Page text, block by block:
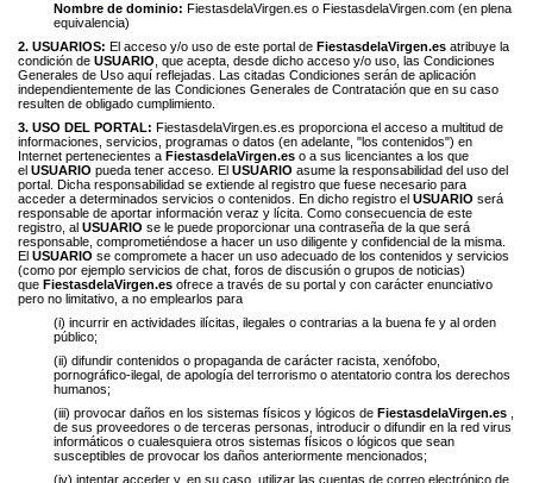
Nombre de dominio: FiestasdelaVirgen.es o FiestasdelaVirgen.com (en plena
equivalencia)
2. USUARIOS: El acceso y/o uso de este portal de FiestasdelaVirgen.es atribuye la
condición de USUARIO , que acepta, desde dicho acceso y/o uso, las Condiciones
Generales de Uso aquí reflejadas. Las citadas Condiciones serán de aplicación
independientemente de las Condiciones Generales de Contratación que en su caso
resulten de obligado cumplimiento.
3. USO DEL PORTAL: FiestasdelaVirgen.es.es proporciona el acceso a multitud de
informaciones, servicios, programas o datos (en adelante, "los contenidos") en
Internet pertenecientes a FiestasdelaVirgen.es o a sus licenciantes a los que
el USUARIO pueda tener acceso. El USUARIO asume la responsabilidad del uso del
portal. Dicha responsabilidad se extiende al registro que fuese necesario para
acceder a determinados servicios o contenidos. En dicho registro el USUARIO será
responsable de aportar información veraz y lícita. Como consecuencia de este
registro, al USUARIO se le puede proporcionar una contraseña de la que será
responsable, comprometiéndose a hacer un uso diligente y confidencial de la misma.
El USUARIO se compromete a hacer un uso adecuado de los contenidos y servicios
(como por ejemplo servicios de chat, foros de discusión o grupos de noticias)
que FiestasdelaVirgen.es ofrece a través de su portal y con carácter enunciativo
pero no limitativo, a no emplearlos para
(i) incurrir en actividades ilícitas, ilegales o contrarias a la buena fe y al orden
público;
(ii) difundir contenidos o propaganda de carácter racista, xenófobo,
pornográfico-ilegal, de apología del terrorismo o atentatorio contra los derechos
humanos;
(iii) provocar daños en los sistemas físicos y lógicos de FiestasdelaVirgen.es
de sus proveedores o de terceras personas, introducir o difundir en la red virus
informáticos o cualesquiera otros sistemas físicos o lógicos que sean
susceptibles de provocar los daños anteriormente mencionados;
(iv) intentar acceder y, en su caso, utilizar las cuentas de correo electrónico de